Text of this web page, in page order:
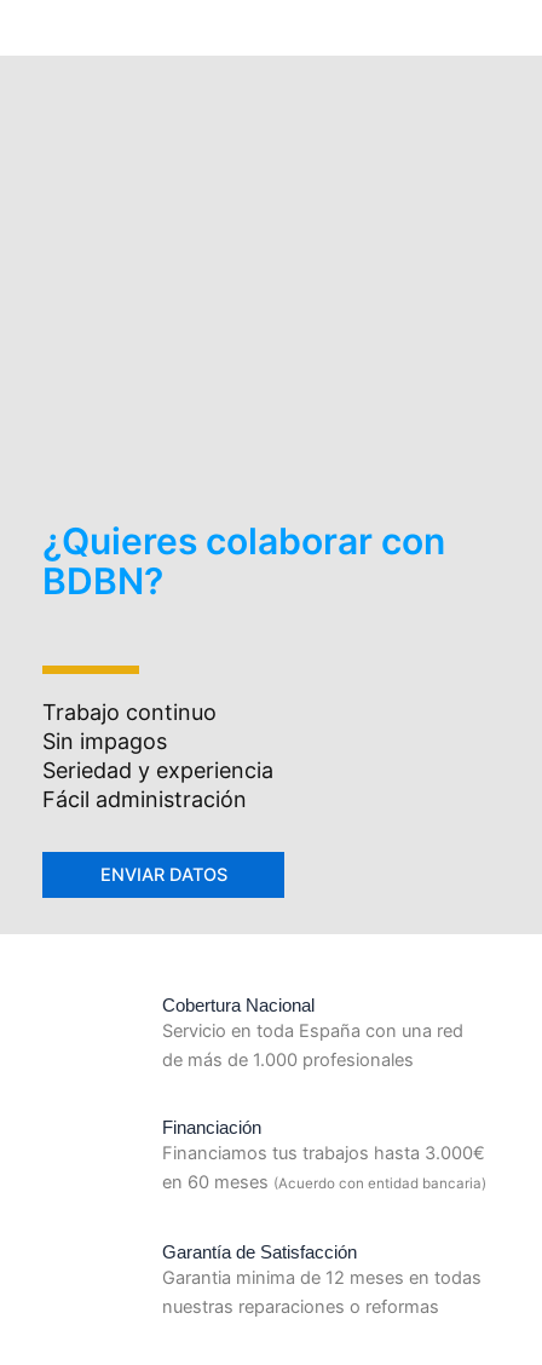
¿Quieres colaborar con
BDBN?
Trabajo continuo
Sin impagos
Seriedad y experiencia
Fácil administración
Cobertura Nacional
Servicio en toda España con una red
de más de 1.000 profesionales
Financiación
Financiamos tus trabajos hasta 3.000€
en 60 meses (Acuerdo con entidad bancaria)
Garantía de Satisfacción
Garantia minima de 12 meses en todas
nuestras reparaciones o reformas